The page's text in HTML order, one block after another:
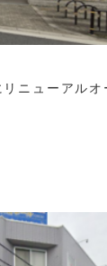
ニューアルオ